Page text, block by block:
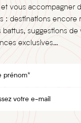
et vous accompagner
: destinations
battus, suggestions
exclusives…